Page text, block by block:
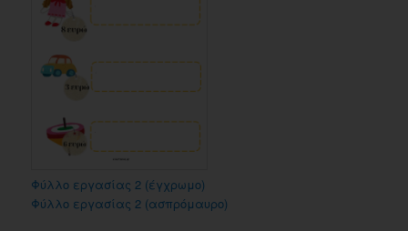
Φύλλο εργασίας 2 (έγχρωμο)
Φύλλο εργασίας 2 (ασπρόμαυρο)